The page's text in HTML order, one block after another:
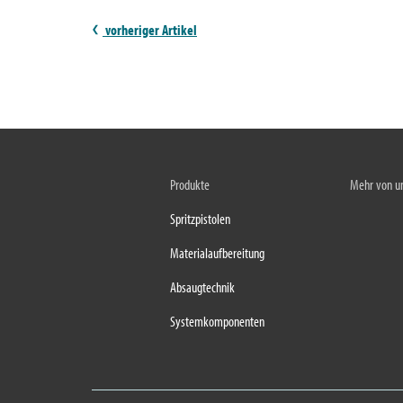
vorheriger Artikel
Produkte
Spritzpistolen
Materialaufbereitung
Absaugtechnik
Systemkomponenten
Mehr von